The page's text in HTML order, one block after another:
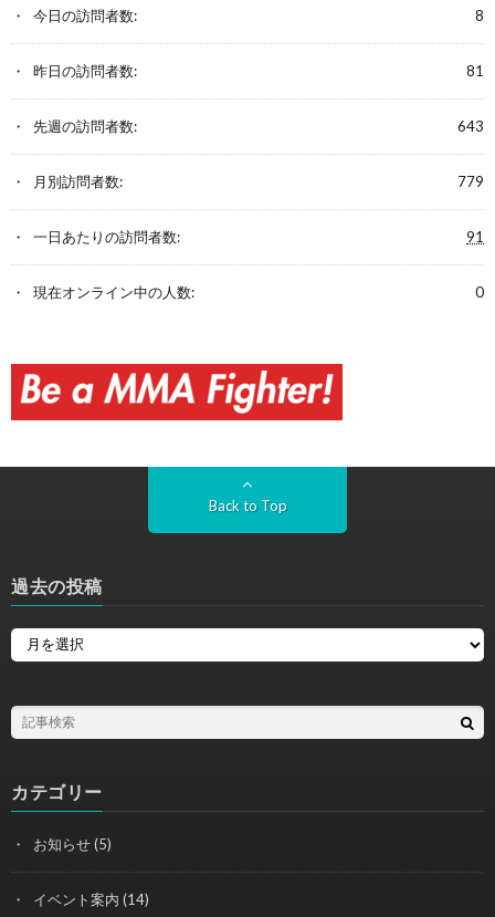
8
今日の訪問者数:
81
昨日の訪問者数:
643
先週の訪問者数:
779
月別訪問者数:
91
一日あたりの訪問者数:
0
現在オンライン中の人数:
Back to Top
過去の投稿
カテゴリー
お知らせ(5)
イベント案内 (14)